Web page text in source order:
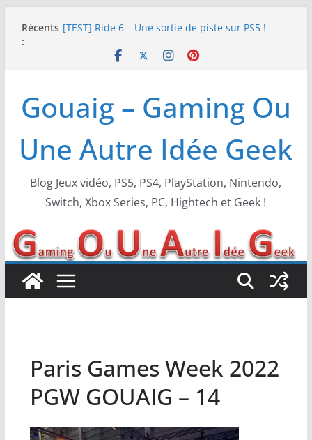
Récents
:
[TEST] Ride 6 – Une sortie de piste sur PS5 !
NEOGEO AES+ : La légende de l’arcade est de
SWITCH 2 : Nouveaux accessoires Turtle Beach X
Gouaig – Gaming Ou
Une Autre Idée Geek
Blog Jeux vidéo, PS5, PS4, PlayStation, Nintendo,
Switch, Xbox Series, PC, Hightech et Geek !
Paris Games Week 2022
PGW GOUAIG – 14